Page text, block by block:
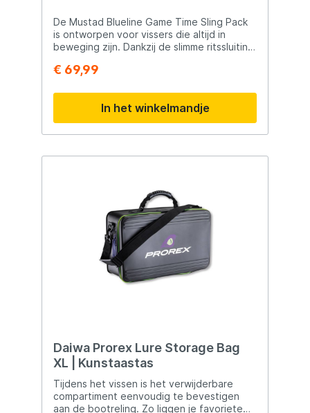
De Mustad Blueline Game Time Sling Pack
is ontworpen voor vissers die altijd in
beweging zijn. Dankzij de slimme ritssluiting
schoudertas gedragen worden, voor
Gemaakt van waterafstotende materialen
biedt het ruime hoofdcompartiment plaats
aan tackleboxen van formaat 3600. Extra
vakken met rits bieden ruimte voor kleinere
waterfles en telefoon zorgen voor extra
Mustad Blueline Game Time Sling Pack
ervoor dat je alles bij de hand hebt voor
een geslaagde visdag, zonder concessies
te doen aan mobiliteit. 100% Non-PFAS PU
leren buitenlaag 100% Non-PFAS 210D
polyester PU voering Ritssluiting om als
rugzak of sling te dragen Geschikt voor
3600-formaat tackleboxen Inclusief
€ 69,99
In het winkelmandje
Daiwa Prorex Lure Storage Bag
XL | Kunstaastas
Tijdens het vissen is het verwijderbare
compartiment eenvoudig te bevestigen
aan de bootreling. Zo liggen je favoriete